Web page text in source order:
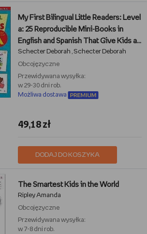
My First Bilingual Little Readers: Level
a: 25 Reproducible Mini-Books in
English and Spanish That Give Kids a
Great Start in Reading
Schecter Deborah Schecter Deborah
Obcojęzyczne
Przewidywana wysyłka:
w 29-30 dni rob.
Możliwa dostawa
49,18 zł
DODAJ DO KOSZYKA
The Smartest Kids in the World
Ripley Amanda
Obcojęzyczne
Przewidywana wysyłka:
w 7-8 dni rob.